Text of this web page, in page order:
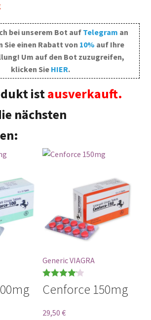
bei unserem Bot auf Telegram an
Sie einen Rabatt von 10% auf Ihre
Um auf den Bot zuzugreifen,
klicken Sie HIER.
istausverkauft.
nächsten
Generic VIAGRA
Bewertet
von 5
Cenforce 150mg
29,50 €